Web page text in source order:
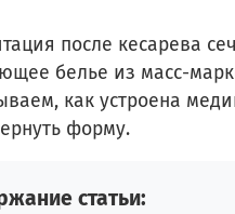
после кесарева
белье из масс-
как устроена
форму.
статьи: